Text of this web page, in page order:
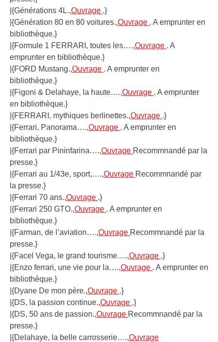
|{Générations 4L.,Ouvrage .}
|{Génération 80 en 80 voitures.,Ouvrage . A emprunter en
bibliothèque.}
|{Formule 1 FERRARI, toutes les….,Ouvrage . A
emprunter en bibliothèque.}
|{FORD Mustang.,Ouvrage . A emprunter en
bibliothèque.}
|{Figoni & Delahaye, la haute….,Ouvrage . A emprunter
en bibliothèque.}
|{FERRARI, mythiques berlinettes.,Ouvrage .}
|{Ferrari, Panorama….,Ouvrage . A emprunter en
bibliothèque.}
|{Ferrari par Pininfarina….,Ouvrage Recommnandé par la
presse.}
|{Ferrari au 1/43e, sport,….,Ouvrage Recommnandé par
la presse.}
|{Ferrari 70 ans.,Ouvrage .}
|{Ferrari 250 GTO.,Ouvrage . A emprunter en
bibliothèque.}
|{Farman, de l’aviation….,Ouvrage Recommnandé par la
presse.}
|{Facel Vega, le grand tourisme….,Ouvrage .}
|{Enzo ferrari, une vie pour la….,Ouvrage . A emprunter en
bibliothèque.}
|{Dyane De mon père.,Ouvrage .}
|{DS, la passion continue.,Ouvrage .}
|{DS, 50 ans de passion.,Ouvrage Recommnandé par la
presse.}
|{Delahaye, la belle carrosserie….,Ouvrage